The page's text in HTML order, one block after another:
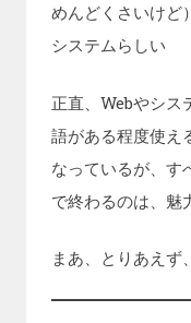
めんどくさいけど
システムらしい
正直、Webやシス
語がある程度使え
なっているが、
で終わるのは、魅
まあ、とりあえず